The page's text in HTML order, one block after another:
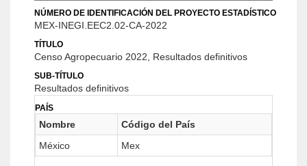
NÚMERO DE IDENTIFICACIÓN DEL PROYECTO ESTADÍSTICO
MEX-INEGI.EEC2.02-CA-2022
TÍTULO
Censo Agropecuario 2022, Resultados definitivos
SUB-TÍTULO
Resultados definitivos
PAÍS
Nombre
Código del País
México
Mex